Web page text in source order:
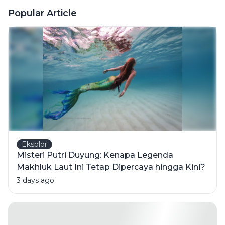
hingga
Usia
Sekolah
Popular Article
Eksplor
Misteri Putri Duyung: Kenapa Legenda
Makhluk Laut Ini Tetap Dipercaya hingga Kini?
3 days ago